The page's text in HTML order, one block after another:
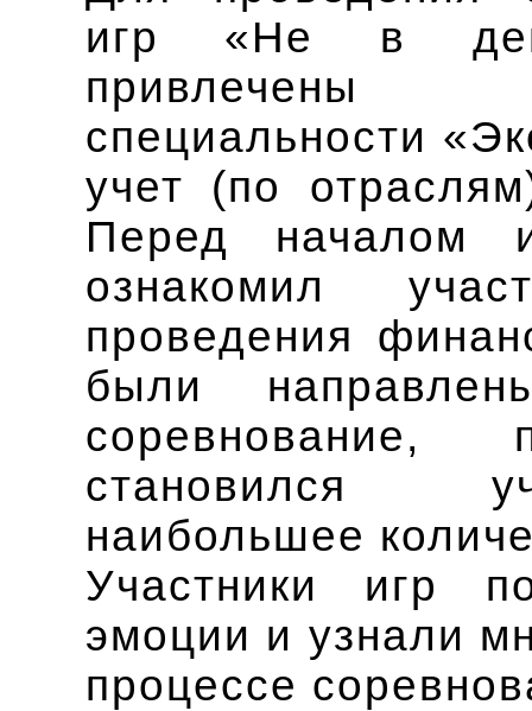
игр «Не в
привлечены
специальности
учет (по
Перед началом
ознакомил
проведения
были
соревнование,
становился
наибольшее
Участники игр
эмоции и узнали
процессе